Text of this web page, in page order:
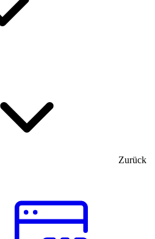
Zurück